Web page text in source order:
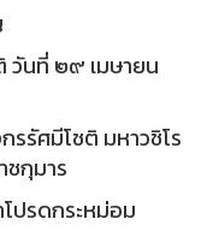
วันที่ ๒๙ เมษายน
รรัศมีโชติ มหาวชิโร
กุมาร
ปรดกระหม่อม